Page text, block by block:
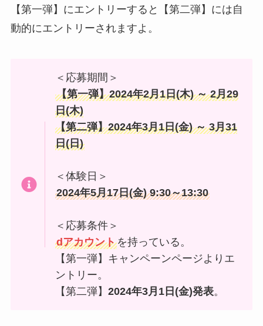
【第一弾】にエントリーすると【第二弾】には自
動的にエントリーされますよ。
＜応募期間＞
【第一弾】2024年2月1日(木) ～ 2月29
日(木)
【第二弾】2024年3月1日(金) ～ 3月31
日(日)
＜体験日＞
2024年5月17日(金) 9:30～13:30
＜応募条件＞
dアカウントを持っている。
【第一弾】キャンペーンページよりエ
ントリー。
【第二弾】2024年3月1日(金)発表。